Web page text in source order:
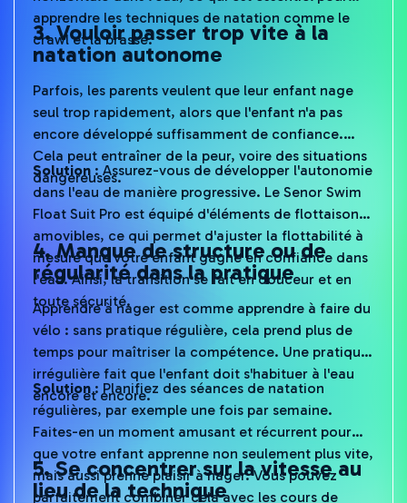
apprendre les techniques de natation comme le
crawl et la brasse.
3. Vouloir passer trop vite à la
natation autonome
Parfois, les parents veulent que leur enfant nage
seul trop rapidement, alors que l'enfant n'a pas
encore développé suffisamment de confiance.
Cela peut entraîner de la peur, voire des situations
dangereuses.
Solution: Assurez-vous de développer l'autonomie
dans l'eau de manière progressive. Le Senor Swim
Float Suit Pro est équipé d'éléments de flottaison
amovibles, ce qui permet d'ajuster la flottabilité à
mesure que votre enfant gagne en confiance dans
l'eau. Ainsi, la transition se fait en douceur et en
toute sécurité.
4. Manque de structure ou de
régularité dans la pratique
Apprendre à nager est comme apprendre à faire du
vélo : sans pratique régulière, cela prend plus de
temps pour maîtriser la compétence. Une pratique
irrégulière fait que l'enfant doit s'habituer à l'eau
encore et encore.
Solution: Planifiez des séances de natation
régulières, par exemple une fois par semaine.
Faites-en un moment amusant et récurrent pour
que votre enfant apprenne non seulement plus vite,
mais aussi prenne plaisir à nager. Vous pouvez
parfaitement combiner cela avec les cours de
5. Se concentrer sur la vitesse au
lieu de la technique